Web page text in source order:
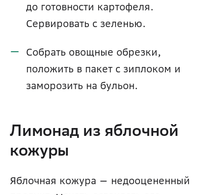
до готовности картофеля.
Сервировать с зеленью.
Собрать овощные обрезки,
положить в пакет с зиплоком и
заморозить на бульон.
Лимонад из яблочной
кожуры
Яблочная кожура — недооцененный